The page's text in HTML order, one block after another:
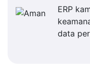
ERP
data